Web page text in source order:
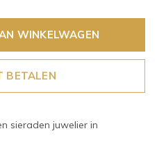
WINKELWAGEN
BETALEN
sieraden juwelier in